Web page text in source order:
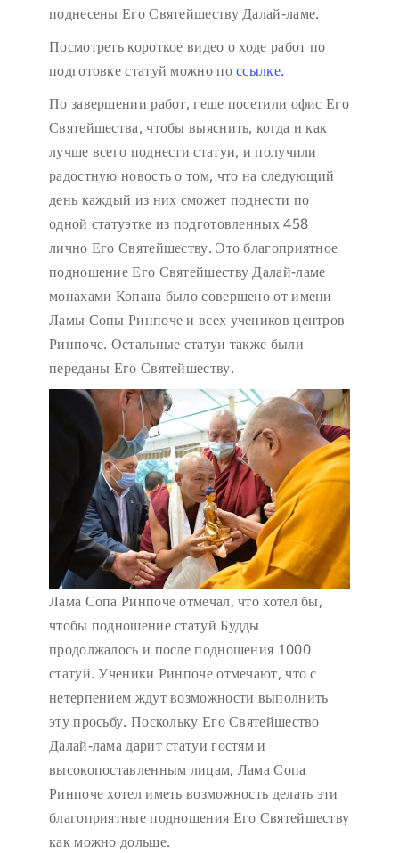
поднесены Его Святейшеству Далай-ламе.
Посмотреть короткое видео о ходе работ по
подготовке статуй можно поссылке.
По завершении работ, геше посетили офис Его
Святейшества, чтобы выяснить, когда и как
лучше всего поднести статуи, и получили
радостную новость о том, что на следующий
день каждый из них сможет поднести по
одной статуэтке из подготовленных 458
лично Его Святейшеству. Это благоприятное
подношение Его Святейшеству Далай-ламе
монахами Копана было совершено от имени
Ламы Сопы Ринпоче и всех учеников центров
Ринпоче. Остальные статуи также были
переданы Его Святейшеству.
Лама Сопа Ринпоче отмечал, что хотел бы,
чтобы подношение статуй Будды
продолжалось и после подношения 1000
статуй. Ученики Ринпоче отмечают, что с
нетерпением ждут возможности выполнить
эту просьбу. Поскольку Его Святейшество
Далай-лама дарит статуи гостям и
высокопоставленным лицам, Лама Сопа
Ринпоче хотел иметь возможность делать эти
благоприятные подношения Его Святейшеству
как можно дольше.